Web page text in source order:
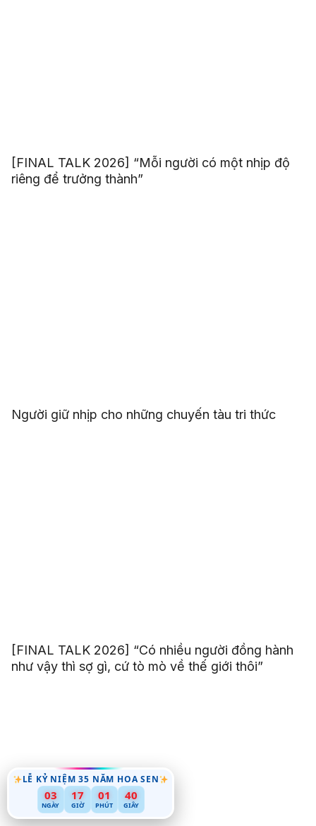
LỄ KỶ NIỆM 35 NĂM HOA SEN
03
NGÀY
17
GIỜ
01
PHÚT
39
GIÂY
[FINAL TALK 2026] “Mỗi người có một nhịp độ
riêng để trưởng thành”
Người giữ nhịp cho những chuyến tàu tri thức
[FINAL TALK 2026] “Có nhiều người đồng hành
như vậy thì sợ gì, cứ tò mò về thế giới thôi”